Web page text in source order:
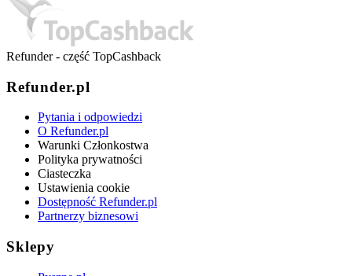
Refunder - część TopCashback
Refunder.pl
Pytania i odpowiedzi
O Refunder.pl
Warunki Członkostwa
Polityka prywatności
Ciasteczka
Ustawienia cookie
Dostępność Refunder.pl
Partnerzy biznesowi
Sklepy